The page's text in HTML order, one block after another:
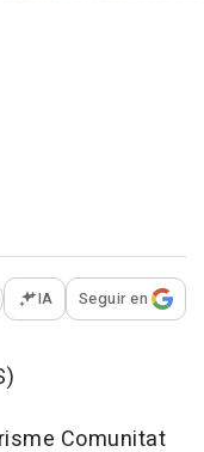
opciones para
IA Seguir en
Comunitat